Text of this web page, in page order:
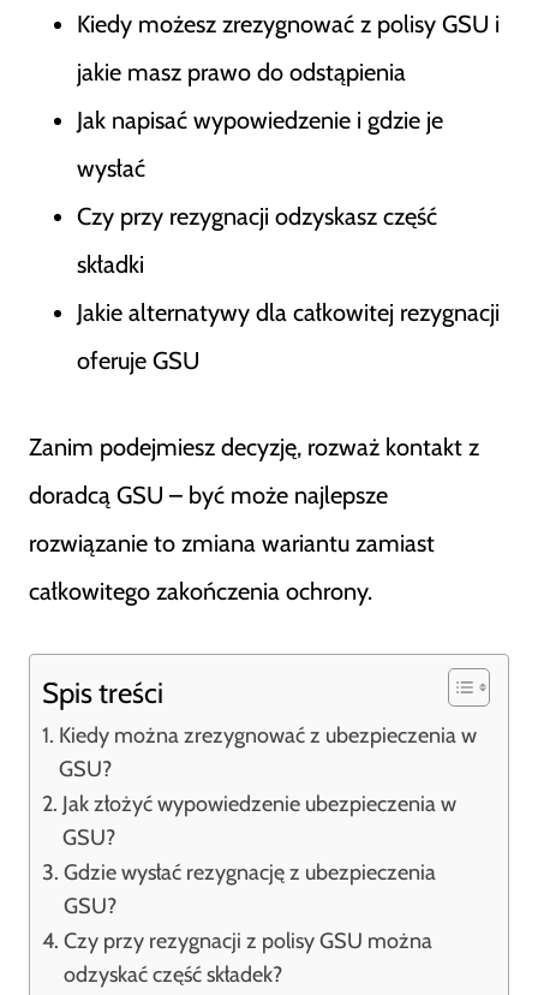
Kiedy możesz zrezygnować z polisy GSU i
jakie masz prawo do odstąpienia
Jak napisać wypowiedzenie i gdzie je
wysłać
Czy przy rezygnacji odzyskasz część
składki
Jakie alternatywy dla całkowitej rezygnacji
oferuje GSU
Zanim podejmiesz decyzję, rozważ kontakt z
doradcą GSU – być może najlepsze
rozwiązanie to zmiana wariantu zamiast
całkowitego zakończenia ochrony.
Spis treści
Kiedy można zrezygnować z ubezpieczenia w
GSU?
Jak złożyć wypowiedzenie ubezpieczenia w
GSU?
Gdzie wysłać rezygnację z ubezpieczenia
GSU?
Czy przy rezygnacji z polisy GSU można
odzyskać część składek?